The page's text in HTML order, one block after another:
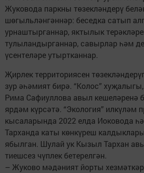
Жуковода паркны төзекләндерү
шөгыльләнгәннәр: беседка сатып
урнаштырганнар, яктылык
тулыландырганнар, савырлар һәм
үсентеләре ­утыртканнар.
Җирлек территориясен
зур әһәмият бирә. “Колос”
Рима Сафиуллова авыл кешеләренә
ярдәм күрсәтә. “Экология” ил­күләм
кысаларында 2022 елда Иоковода
Тарханда каты көнкүреш
ябылган. Шулай ук Кызыл ­Тархан
тиешсез чүп­лек бетерелгән.
– Жуково мәдәният йорты